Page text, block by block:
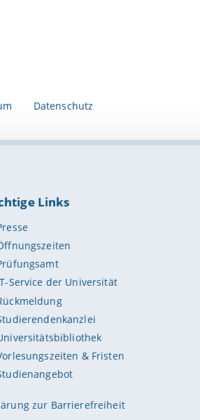
Datenschutz
Links
Service der Universität
& Fristen
zur Barrierefreiheit